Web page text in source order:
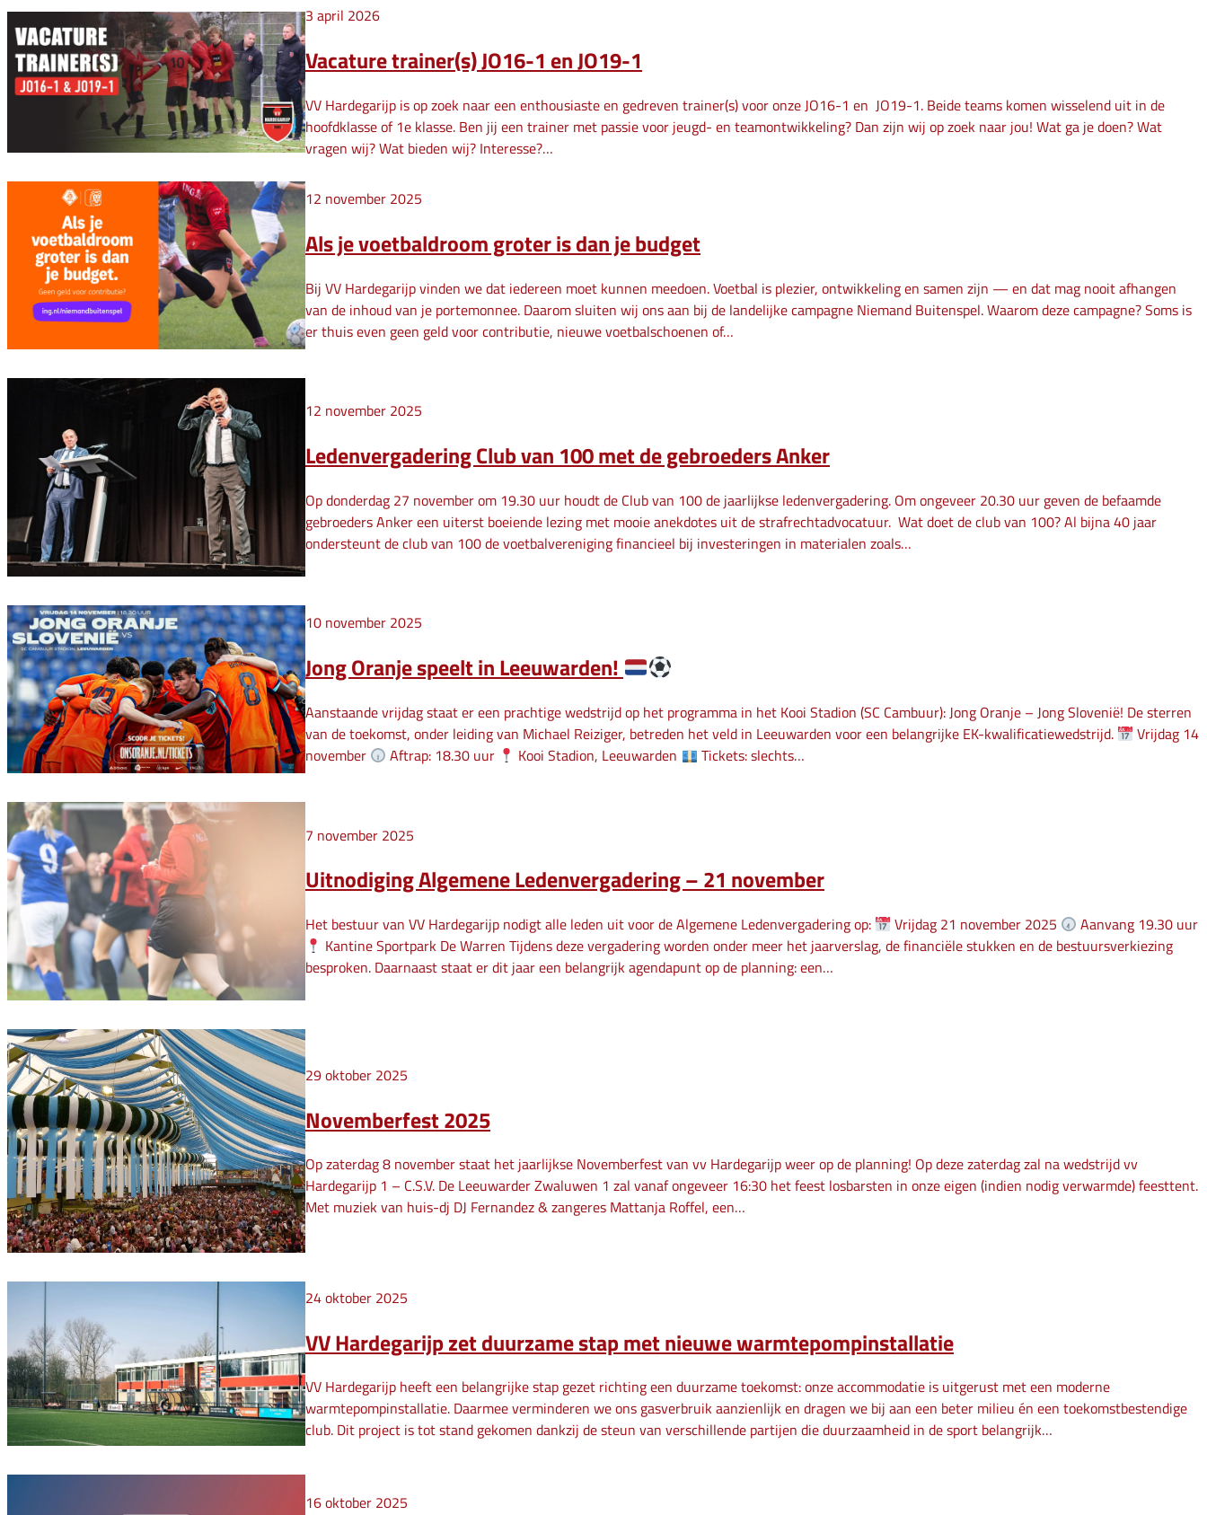
3 april 2026
Vacature trainer(s) JO16-1 en JO19-1
VV Hardegarijp is op zoek naar een enthousiaste en gedreven trainer(s) voor onze JO16-1 en JO19-1. Beide teams komen wisselend uit in de
hoofdklasse of 1e klasse. Ben jij een trainer met passie voor jeugd- en teamontwikkeling? Dan zijn wij op zoek naar jou! Wat ga je doen? Wat
vragen wij? Wat bieden wij? Interesse?…
12 november 2025
Als je voetbaldroom groter is dan je budget
Bij VV Hardegarijp vinden we dat iedereen moet kunnen meedoen. Voetbal is plezier, ontwikkeling en samen zijn — en dat mag nooit afhangen
van de inhoud van je portemonnee. Daarom sluiten wij ons aan bij de landelijke campagne Niemand Buitenspel. Waarom deze campagne? Soms is
er thuis even geen geld voor contributie, nieuwe voetbalschoenen of…
12 november 2025
Ledenvergadering Club van 100 met de gebroeders Anker
Op donderdag 27 november om 19.30 uur houdt de Club van 100 de jaarlijkse ledenvergadering. Om ongeveer 20.30 uur geven de befaamde
gebroeders Anker een uiterst boeiende lezing met mooie anekdotes uit de strafrechtadvocatuur. Wat doet de club van 100? Al bijna 40 jaar
ondersteunt de club van 100 de voetbalvereniging financieel bij investeringen in materialen zoals…
10 november 2025
Jong Oranje speelt in Leeuwarden!
Aanstaande vrijdag staat er een prachtige wedstrijd op het programma in het Kooi Stadion (SC Cambuur): Jong Oranje – Jong Slovenië! De sterren
van de toekomst, onder leiding van Michael Reiziger, betreden het veld in Leeuwarden voor een belangrijke EK-kwalificatiewedstrijd.
Vrijdag 14
november
Aftrap: 18.30 uur Kooi Stadion, Leeuwarden Tickets: slechts…
7 november 2025
Uitnodiging Algemene Ledenvergadering – 21 november
Het bestuur van VV Hardegarijp nodigt alle leden uit voor de Algemene Ledenvergadering op: Vrijdag 21 november 2025
Aanvang 19.30 uur
Kantine Sportpark De Warren Tijdens deze vergadering worden onder meer het jaarverslag, de financiële stukken en de bestuursverkiezing
besproken. Daarnaast staat er dit jaar een belangrijk agendapunt op de planning: een…
29 oktober 2025
Novemberfest 2025
Op zaterdag 8 november staat het jaarlijkse Novemberfest van vv Hardegarijp weer op de planning! Op deze zaterdag zal na wedstrijd vv
Hardegarijp 1 – C.S.V. De Leeuwarder Zwaluwen 1 zal vanaf ongeveer 16:30 het feest losbarsten in onze eigen (indien nodig verwarmde) feesttent.
Met muziek van huis-dj DJ Fernandez & zangeres Mattanja Roffel, een…
24 oktober 2025
VV Hardegarijp zet duurzame stap met nieuwe warmtepompinstallatie
VV Hardegarijp heeft een belangrijke stap gezet richting een duurzame toekomst: onze accommodatie is uitgerust met een moderne
warmtepompinstallatie. Daarmee verminderen we ons gasverbruik aanzienlijk en dragen we bij aan een beter milieu én een toekomstbestendige
club. Dit project is tot stand gekomen dankzij de steun van verschillende partijen die duurzaamheid in de sport belangrijk…
16 oktober 2025